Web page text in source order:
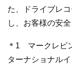
た、ドライブレ
し、お客様の安
＊1 マークレビ
ターナショナル